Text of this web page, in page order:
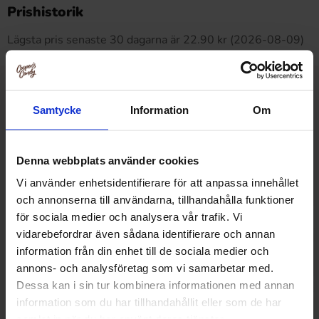
Samtycke Information Om
Denna webbplats använder cookies
Vi använder enhetsidentifierare för att anpassa innehållet
och annonserna till användarna, tillhandahålla funktioner
för sociala medier och analysera vår trafik. Vi
vidarebefordrar även sådana identifierare och annan
information från din enhet till de sociala medier och
annons- och analysföretag som vi samarbetar med.
Dessa kan i sin tur kombinera informationen med annan
information som du har tillhandahållit eller som de har
Prishistorik
Lägsta pris senaste 30 dagarna är 22.90 kr (2026-08-09)
Relaterade produkter